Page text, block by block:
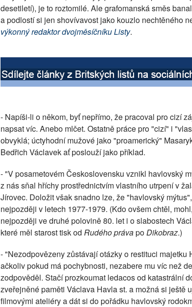
desetiletí), je to roztomilé. Ale grafomanská směs
a podlostí si jen shovívavost jako kouzlo nechtěného
výkonný redaktor dvojměsíčníku Listy.
- Napíši-li o někom, byť nepřímo, že pracoval pro cizí
napsat víc. Anebo mlčet. Ostatně práce pro "cizí" i
obvyklá; úctyhodní mužové jako "proamerický"
Bedřich Václavek ať poslouží jako příklad.
- "V posametovém Československu vznikl havlovský
z nás sňal hříchy prostřednictvím vlastního utrpení v
Jírovec. Doložit však snadno lze, že "havlovský
nejpozději v letech 1977-1979. (Kdo ovšem chtěl,
nejpozději ve druhé polovině 80. let i o slabostech
které měl starost tisk od Rudého právapoDikobraz.)
- "Nezodpovězeny zůstávají otázky o restituci majetku
ačkoliv pokud má pochybnosti, nezabere mu víc než
zodpověděl. Stačí prozkoumat ledacos od katastrální
zveřejněné paměti Václava Havla st. a možná si ještě
filmovými ateliéry a dát si do pořádku havlovský